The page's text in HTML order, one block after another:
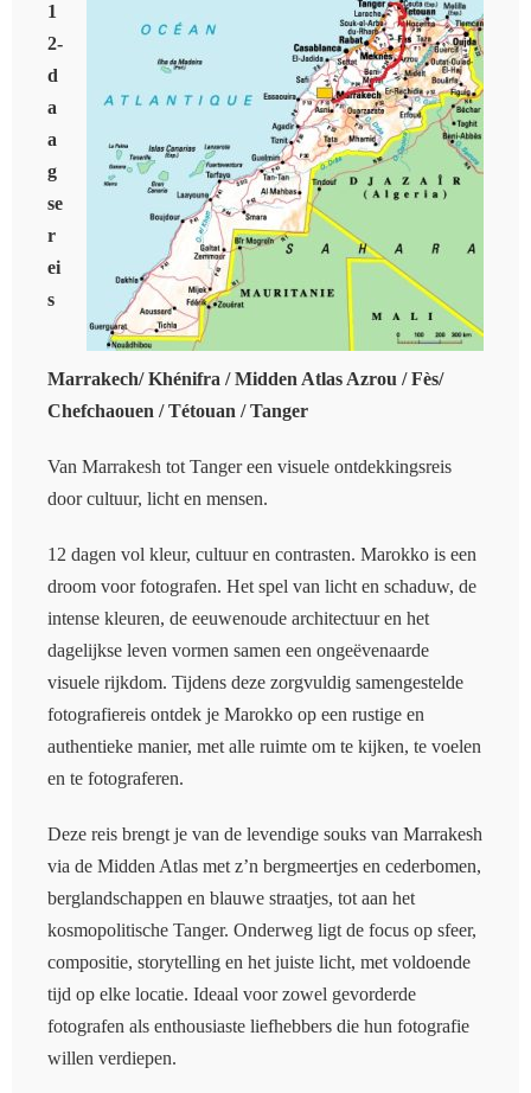
1
2-
d
a
a
g
se
r
ei
s
Marrakech/ Khénifra / Midden Atlas Azrou / Fès/
Chefchaouen / Tétouan / Tanger
Van Marrakesh tot Tanger een visuele ontdekkingsreis
door cultuur, licht en mensen.
12 dagen vol kleur, cultuur en contrasten. Marokko is een
droom voor fotografen. Het spel van licht en schaduw, de
intense kleuren, de eeuwenoude architectuur en het
dagelijkse leven vormen samen een ongeëvenaarde
visuele rijkdom. Tijdens deze zorgvuldig samengestelde
fotografiereis ontdek je Marokko op een rustige en
authentieke manier, met alle ruimte om te kijken, te voelen
en te fotograferen.
Deze reis brengt je van de levendige souks van Marrakesh
via de Midden Atlas met z’n bergmeertjes en cederbomen,
berglandschappen en blauwe straatjes, tot aan het
kosmopolitische Tanger. Onderweg ligt de focus op sfeer,
compositie, storytelling en het juiste licht, met voldoende
tijd op elke locatie. Ideaal voor zowel gevorderde
fotografen als enthousiaste liefhebbers die hun fotografie
willen verdiepen.